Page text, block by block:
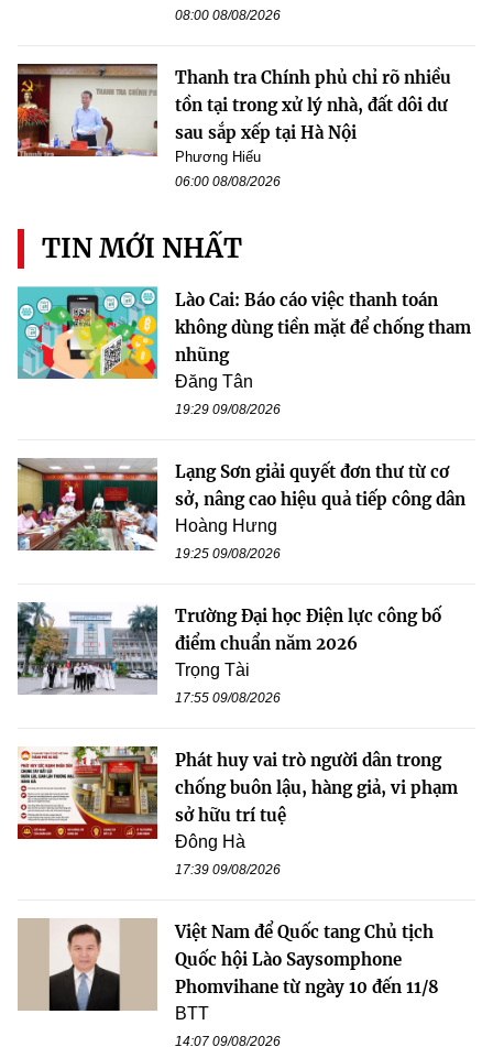
08:00 08/08/2026
Thanh tra Chính phủ chỉ rõ nhiều
tồn tại trong xử lý nhà, đất dôi dư
sau sắp xếp tại Hà Nội
Phương Hiếu
06:00 08/08/2026
TIN MỚI NHẤT
Lào Cai: Báo cáo việc thanh toán
không dùng tiền mặt để chống tham
nhũng
Đăng Tân
19:29 09/08/2026
Lạng Sơn giải quyết đơn thư từ cơ
sở, nâng cao hiệu quả tiếp công dân
Hoàng Hưng
19:25 09/08/2026
Trường Đại học Điện lực công bố
điểm chuẩn năm 2026
Trọng Tài
17:55 09/08/2026
Phát huy vai trò người dân trong
chống buôn lậu, hàng giả, vi phạm
sở hữu trí tuệ
Đông Hà
17:39 09/08/2026
Việt Nam để Quốc tang Chủ tịch
Quốc hội Lào Saysomphone
Phomvihane từ ngày 10 đến 11/8
BTT
14:07 09/08/2026